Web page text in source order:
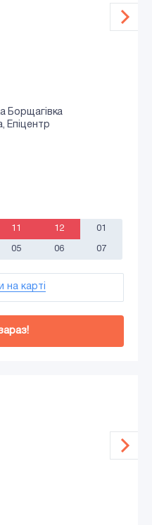
Борщагівка
Епіцентр
11 12 01
05 06 07
на карті